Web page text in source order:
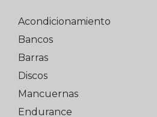
Acondicionamiento
Bancos
Barras
Discos
Mancuernas
Endurance